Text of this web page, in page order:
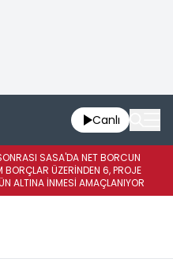
Canlı
SASA'DA NET BORCUN
BORÇLAR ÜZERİNDEN 6, PROJE
ALTINA İNMESİ AMAÇLANIYOR